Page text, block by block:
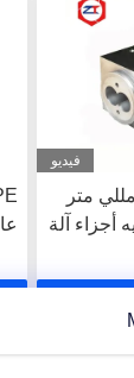
فيديو
بثق البلاستيك 80 مللي متر
أجزاء آلة
سعر